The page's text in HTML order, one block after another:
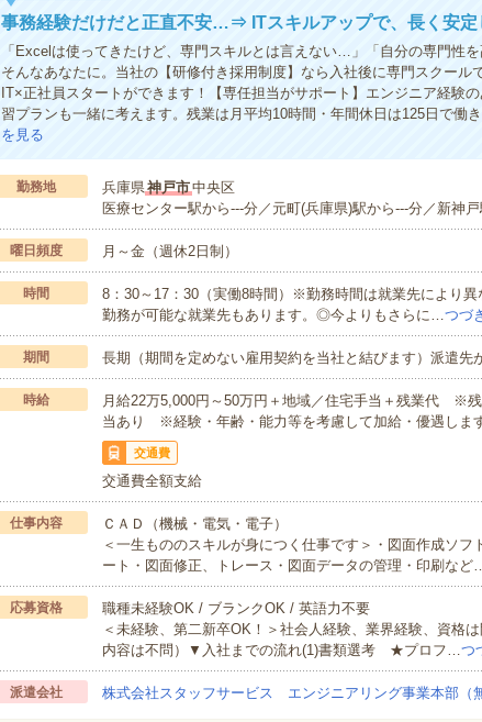
事務経験だけだと正直不安…⇒ ITスキルアップで、長く安定
「Excelは使ってきたけど、専門スキルとは言えない…」「自分の専門性
そんなあなたに。当社の【研修付き採用制度】なら入社後に専門スクール
IT×正社員スタートができます！【専任担当がサポート】エンジニア経験
習プランも一緒に考えます。残業は月平均10時間・年間休日は125日で
を見る
勤務地 兵庫県神戸市中央区
医療センター駅から---分／元町(兵庫県)駅から---分／新神
曜日頻度 月～金（週休2日制）
時間
8：30～17：30（実働8時間）※勤務時間は就業先により
勤務が可能な就業先もあります。◎今よりもさらに…つづ
期間 長期（期間を定めない雇用契約を当社と結びます）派遣先
時給
月給22万5,000円～50万円＋地域／住宅手当＋残業代 ※
当あり ※経験・年齢・能力等を考慮して加給・優遇します
交通費
交通費全額支給
仕事内容
ＣＡＤ（機械・電気・電子）
＜一生もののスキルが身につく仕事です＞・図面作成ソフ
ート・図面修正、トレース・図面データの管理・印刷など
応募資格
職種未経験OK / ブランクOK / 英語力不要
＜未経験、第二新卒OK！＞社会人経験、業界経験、資格
内容は不問）▼入社までの流れ(1)書類選考 ★プロフ…つ
派遣会社 株式会社スタッフサービス エンジニアリング事業本部（